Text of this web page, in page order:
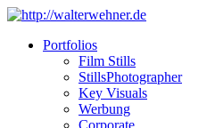
Portfolios
Film Stills
StillsPhotographer
Key Visuals
Werbung
Corporate